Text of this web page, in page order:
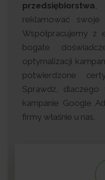
przedsiębiorstwa,
reklamować swoje
Współpracujemy z
bogate
optymalizacji
potwierdzone
Sprawdź,
kampanie Google
firmy właśnie u nas.